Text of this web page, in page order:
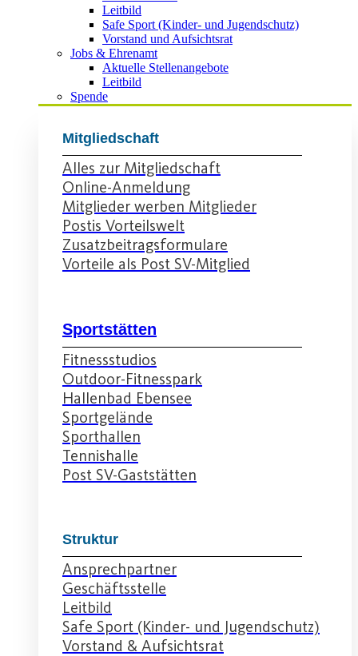
Leitbild
Safe Sport (Kinder- und Jugendschutz)
Vorstand und Aufsichtsrat
Jobs & Ehrenamt
Aktuelle Stellenangebote
Leitbild
Spende
Mitgliedschaft
Alles zur Mitgliedschaft
Online-Anmeldung
Mitglieder werben Mitglieder
Postis Vorteilswelt
Zusatzbeitragsformulare
Vorteile als Post SV-Mitglied
Sportstätten
Fitnessstudios
Outdoor-Fitnesspark
Hallenbad Ebensee
Sportgelände
Sporthallen
Tennishalle
Post SV-Gaststätten
Struktur
Ansprechpartner
Geschäftsstelle
Leitbild
Safe Sport (Kinder- und Jugendschutz)
Vorstand & Aufsichtsrat